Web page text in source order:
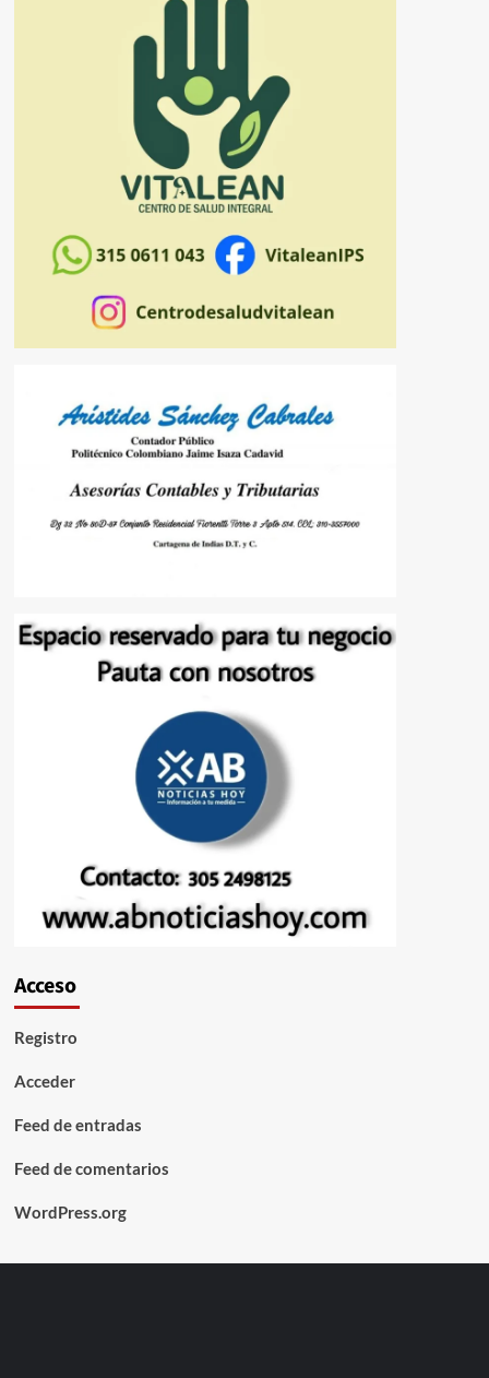
Acceso
Registro
Acceder
Feed de entradas
Feed de comentarios
WordPress.org